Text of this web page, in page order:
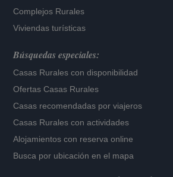
Complejos Rurales
Viviendas turísticas
Búsquedas especiales:
Casas Rurales con disponibilidad
Ofertas Casas Rurales
Casas recomendadas por viajeros
Casas Rurales con actividades
Alojamientos con reserva online
Busca por ubicación en el mapa